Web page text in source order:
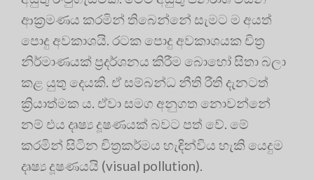
ආක්‍රමණය කරමින් තිබෙන්නේ සැමට ම අයත්
පොදු අවකාශයි. රටක පොදු අවකාශයක චිත්‍ර
නිර්මාණයක් ප්‍රදර්ශනය කිරීම බොහෝ සිතා බලා
කළ යුතු දෙයකි. ඒ සම්බන්ධ නීති රීති දැනටත්
ක්‍රියාත්මක ය. ඒවා සමග අනුගත නොවන්නේ
නම් එය දෘෂ්‍ය දූෂණයක් බවට පත් වේ. මේ
කරමින් සිටින චිත්‍රකර්මය හැඳින්විය හැකි යෙදුම
දෘෂ්‍ය දූෂණයයි (visual pollution).